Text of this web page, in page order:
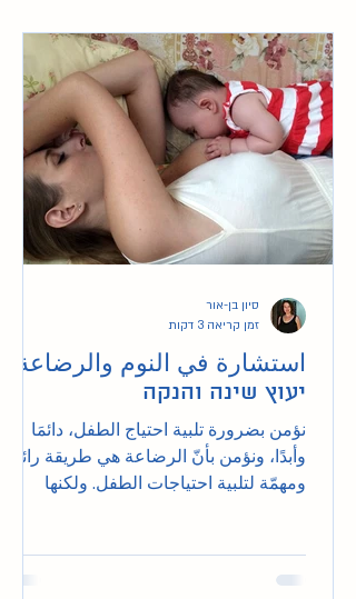
استشارة في النوم والرضاعة -
יעוץ שינה והנקה
نؤمن بضرورة تلبية احتياج الطفل، دائمَا
وأبدًا، ونؤمن بأنّ الرضاعة هي طريقة رائعة
ومهمّة لتلبية احتياجات الطفل. ولكنها
סיון בן-אור
זמן קריאה 3 דקות